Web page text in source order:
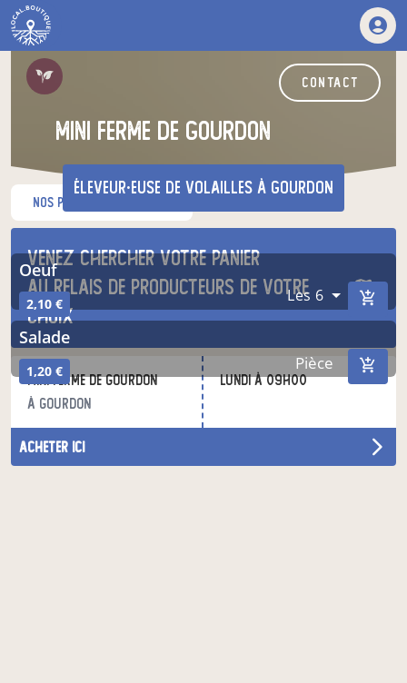
contact
Mini ferme de Gourdon
éleveur·euse de volailles à Gourdon
Venez chercher votre panier
au relais de producteurs de votre
choix
Mini ferme de Gourdon
à Gourdon
lundi à 09h00
acheter ici
nos produits du moment
oeuf
2,10 € Les 6
salade
1,20 € Pièce